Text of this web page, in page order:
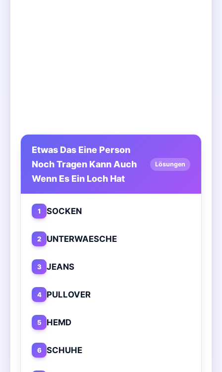
Etwas Das Eine Person
Noch Tragen Kann Auch
Wenn Es Ein Loch Hat
Lösungen
1 SOCKEN
2 UNTERWAESCHE
3 JEANS
4 PULLOVER
5 HEMD
6 SCHUHE